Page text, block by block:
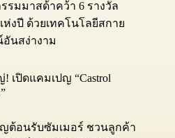
รมมาสด้าคว้า 6 รางวัล
งปี ด้วยเทคโนโลยีสกาย
นสง่างาม
เปิดแคมเปญ “Castrol
ต้อนรับซัมเมอร์ ชวนลูกค้า